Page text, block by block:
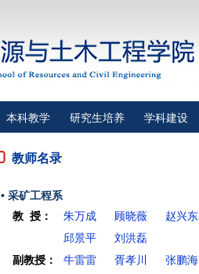
本科教学 研究生培养 学科建设
教师名录
• 采矿工程系
教 授：
朱万成 顾晓薇 赵兴东
邱景平
刘洪磊
副教授：
牛雷雷 胥孝川 张鹏海